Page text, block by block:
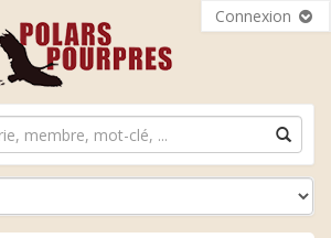
Connexion